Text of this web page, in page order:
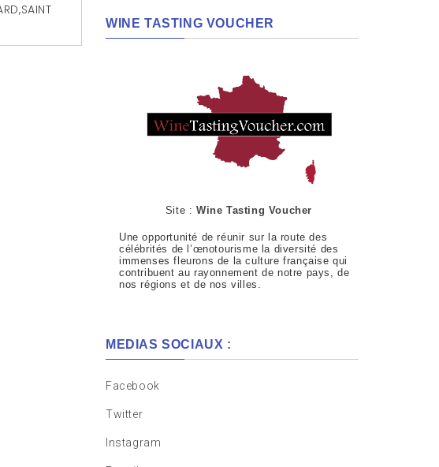
,SAINT
WINE TASTING VOUCHER
Site :Wine Tasting Voucher
Une opportunité de réunir sur la route des
célébrités de l’œnotourisme la diversité des
immenses fleurons de la culture française qui
contribuent au rayonnement de notre pays, de
nos régions et de nos villes.
MEDIAS SOCIAUX :
Facebook
Twitter
Instagram